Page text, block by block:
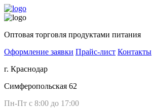
Оптовая торговля продуктами питания
Оформление заявки Прайс-лист Контакты
г. Краснодар
Симферопольская 62
Пн-Пт с 8:00 до 17:00